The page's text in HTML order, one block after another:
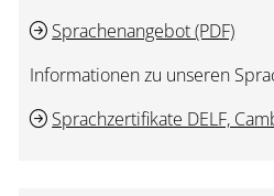
Sprachenangebot (PDF)
Informationen zu unseren
Sprachzertifikate DELF,